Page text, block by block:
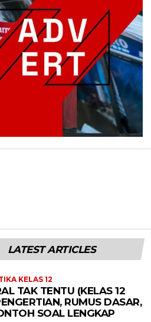
LATEST ARTICLES
KELAS 12
TAK TENTU (KELAS 12
RUMUS DASAR,
SOAL LENGKAP